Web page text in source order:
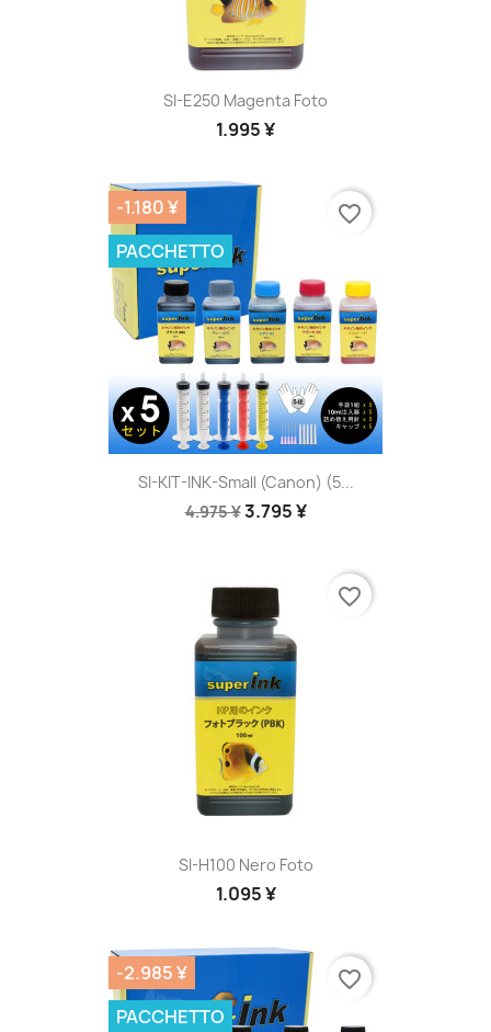
SI-E250 Magenta Foto
1.995 ¥
SI-KIT-INK-Small (Canon) (5...
4.975 ¥3.795 ¥
-1.180 ¥
PACCHETTO
favorite_border
SI-H100 Nero Foto
1.095 ¥
favorite_border
-2.985 ¥
PACCHETTO
favorite_border